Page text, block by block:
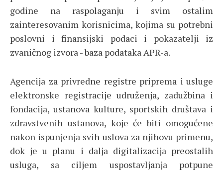
godine na raspolaganju i svim ostalim
zainteresovanim korisnicima, kojima su potrebni
poslovni i finansijski podaci i pokazatelji iz
zvaničnog izvora - baza podataka APR-a.
Agencija za privredne registre priprema i usluge
elektronske registracije udruženja, zadužbina i
fondacija, ustanova kulture, sportskih društava i
zdravstvenih ustanova, koje će biti omogućene
nakon ispunjenja svih uslova za njihovu primenu,
dok je u planu i dalja digitalizacija preostalih
usluga, sa ciljem uspostavljanja potpune